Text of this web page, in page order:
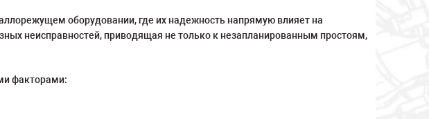
оборудовании, где их надежность напрямую влияет на
неисправностей, приводящая не только к незапланированным простоям,
факторами: